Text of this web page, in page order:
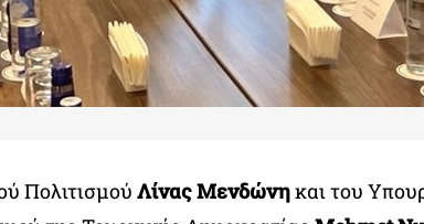
Πολιτισμού Λίνας Μενδώνηκαι του